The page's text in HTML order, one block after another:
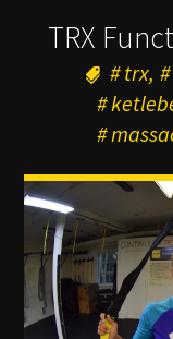
TRX
trx